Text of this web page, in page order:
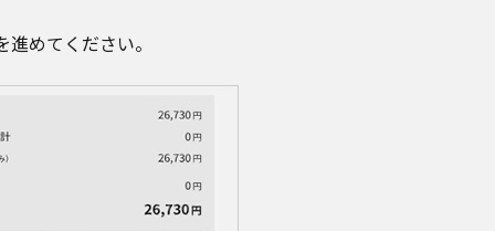
めてください。